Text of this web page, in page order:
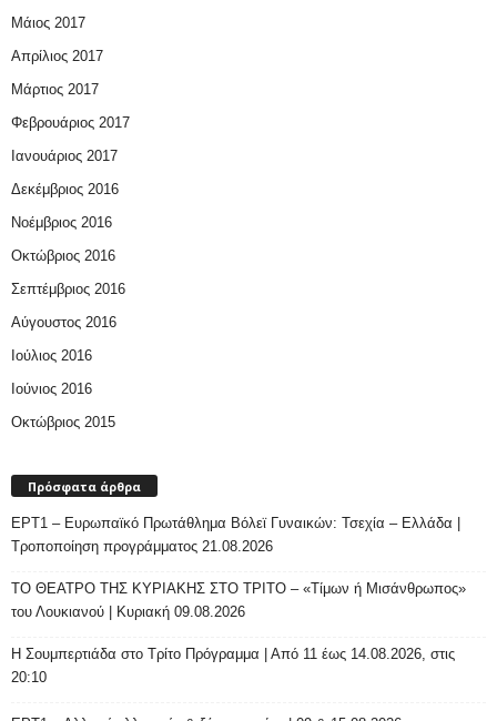
Μάιος 2017
Απρίλιος 2017
Μάρτιος 2017
Φεβρουάριος 2017
Ιανουάριος 2017
Δεκέμβριος 2016
Νοέμβριος 2016
Οκτώβριος 2016
Σεπτέμβριος 2016
Αύγουστος 2016
Ιούλιος 2016
Ιούνιος 2016
Οκτώβριος 2015
Πρόσφατα άρθρα
ΕΡΤ1 – Ευρωπαϊκό Πρωτάθλημα Βόλεϊ Γυναικών: Τσεχία – Ελλάδα |
Τροποποίηση προγράμματος 21.08.2026
ΤΟ ΘΕΑΤΡΟ ΤΗΣ ΚΥΡΙΑΚΗΣ ΣΤΟ ΤΡΙΤΟ – «Τίμων ή Μισάνθρωπος»
του Λουκιανού | Κυριακή 09.08.2026
H Σουμπερτιάδα στο Τρίτο Πρόγραμμα | Από 11 έως 14.08.2026, στις
20:10